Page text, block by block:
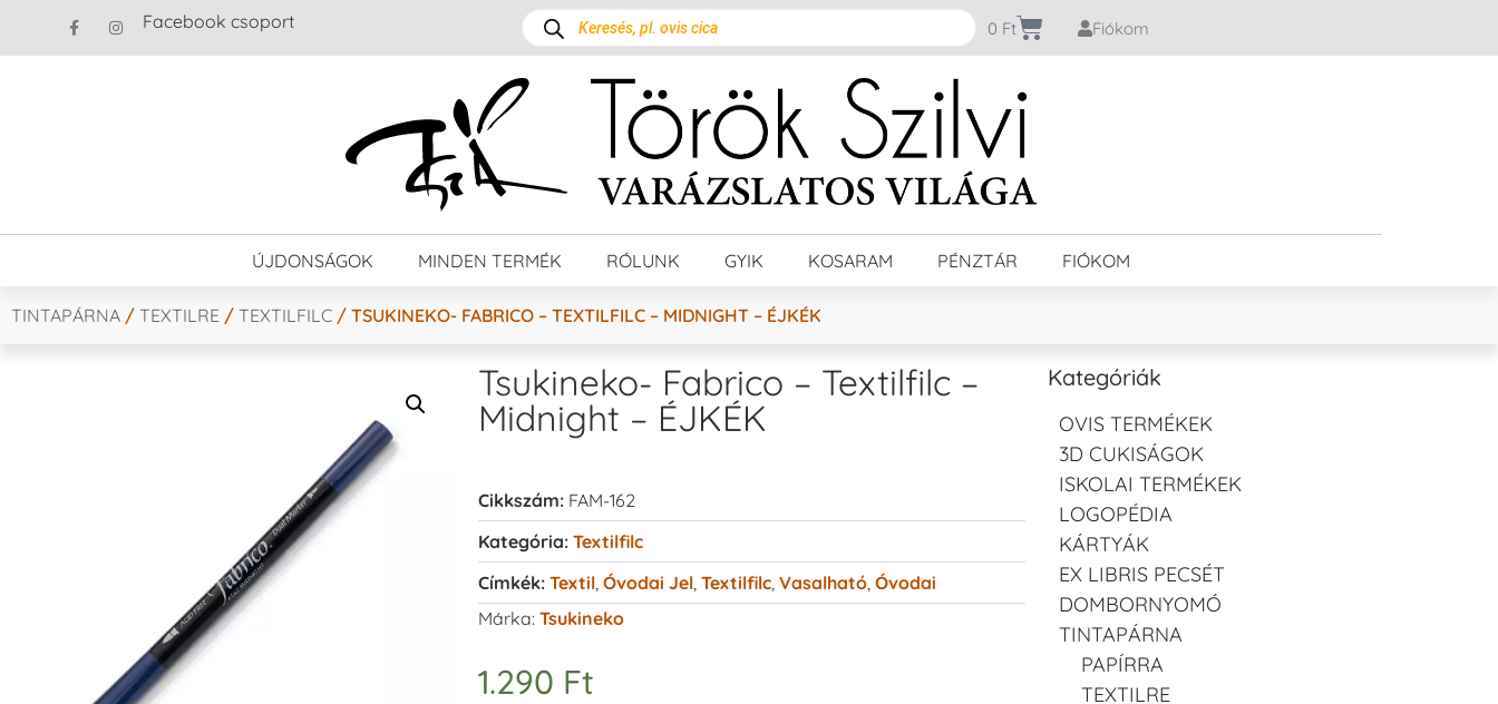
Facebook csoport 0 Ft Fiókom
ÚJDONSÁGOK MINDEN TERMÉK RÓLUNK GYIK KOSARAM PÉNZTÁR FIÓKOM
TINTAPÁRNA / TEXTILRE / TEXTILFILC / TSUKINEKO- FABRICO – TEXTILFILC – MIDNIGHT – ÉJKÉK
Tsukineko- Fabrico – Textilfilc –
Midnight – ÉJKÉK
Cikkszám: FAM-162
Kategória: Textilfilc
Címkék: Textil, Óvodai Jel, Textilfilc, Vasalható, Óvodai
Márka: Tsukineko
1.290 Ft
Kategóriák
OVIS TERMÉKEK
3D CUKISÁGOK
ISKOLAI TERMÉKEK
LOGOPÉDIA
KÁRTYÁK
EX LIBRIS PECSÉT
DOMBORNYOMÓ
TINTAPÁRNA
PAPÍRRA
TEXTILRE